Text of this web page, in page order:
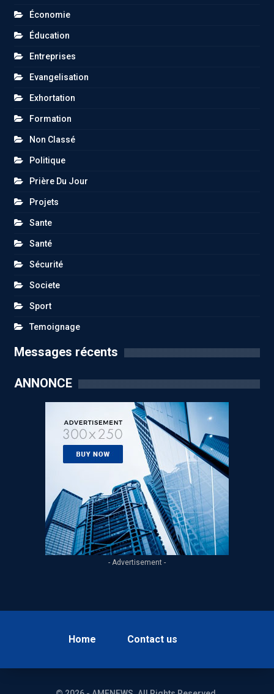
Économie
Éducation
Entreprises
Evangelisation
Exhortation
Formation
Non Classé
Politique
Prière Du Jour
Projets
Sante
Santé
Sécurité
Societe
Sport
Temoignage
Messages récents
ANNONCE
- Advertisement -
Home Contact us